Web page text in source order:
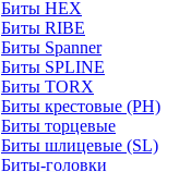
Биты HEX
Биты RIBE
Биты Spanner
Биты SPLINE
Биты TORX
Биты крестовые (PH)
Биты торцевые
Биты шлицевые (SL)
Биты-головки